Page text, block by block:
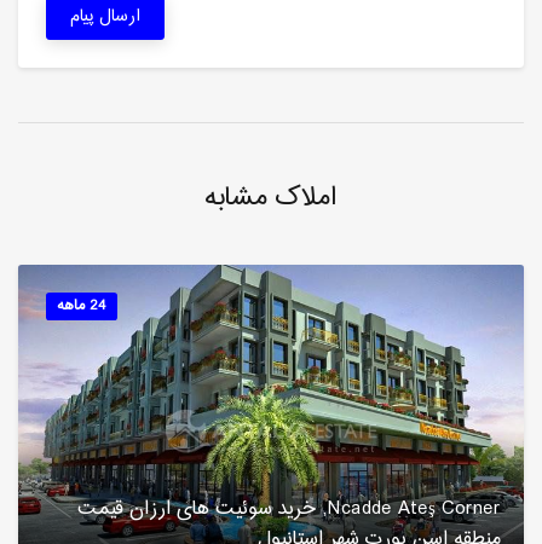
ارسال پیام
املاک مشابه
24 ماهه
Ncadde Ateş Corner, خرید سوئیت های ارزان قیمت